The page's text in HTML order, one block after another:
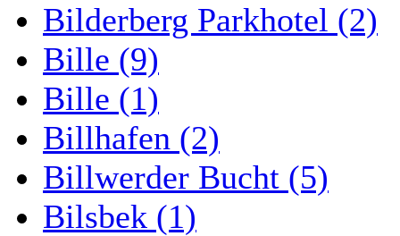
Bilderberg Parkhotel (2)
Bille (9)
Bille (1)
Billhafen (2)
Billwerder Bucht (5)
Bilsbek (1)